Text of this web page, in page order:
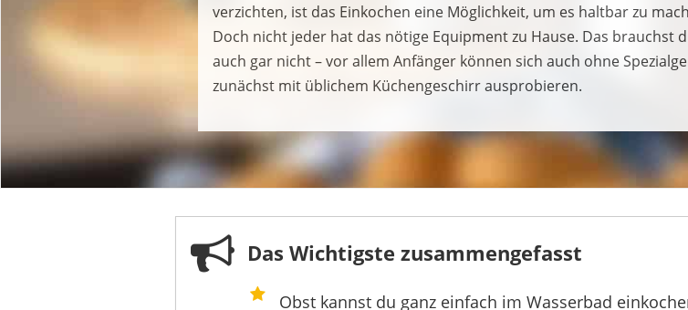
verzichten, ist das Einkochen eine Möglichkeit, um es haltbar zu
Doch nicht jeder hat das nötige Equipment zu Hause. Das brauchst
auch gar nicht – vor allem Anfänger können sich auch ohne
zunächst mit üblichem Küchengeschirr ausprobieren.
Das Wichtigste zusammengefasst
Obst kannst du ganz einfach im Wasserbad